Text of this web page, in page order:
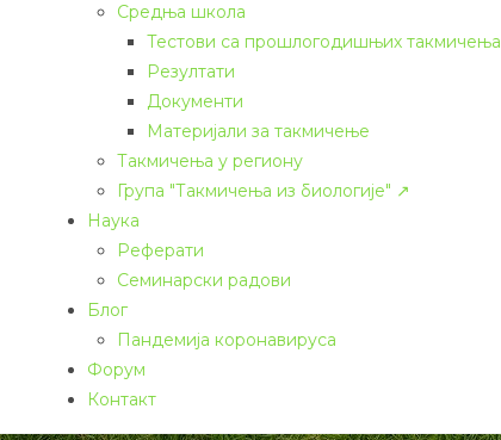
Средња школа
Тестови са прошлогодишњих такмичења
Резултати
Документи
Материјали за такмичење
Такмичења у региону
Група "Такмичења из биологије" ↗
Наука
Реферати
Семинарски радови
Блог
Пандемија коронавируса
Форум
Контакт